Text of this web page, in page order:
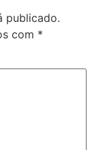
publicado.
com *